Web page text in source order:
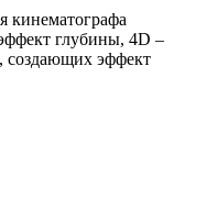
кинематографа
глубины, 4D –
создающих эффект